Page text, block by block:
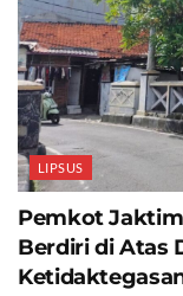
LIPSUS
Pemkot
Berdiri di Atas